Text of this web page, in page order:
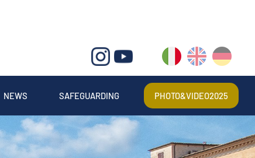
NEWS SAFEGUARDING PHOTO&VIDEO2025